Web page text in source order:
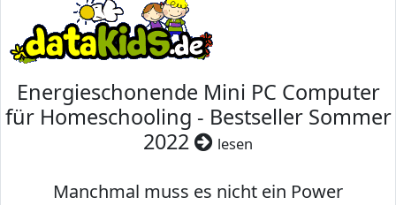
Energieschonende Mini PC Computer
für Homeschooling - Bestseller Sommer
2022
lesen
Manchmal muss es nicht ein Power